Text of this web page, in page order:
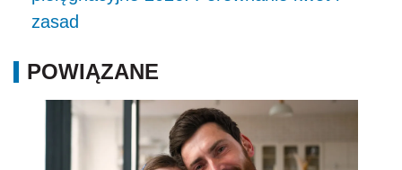
zasad
POWIĄZANE